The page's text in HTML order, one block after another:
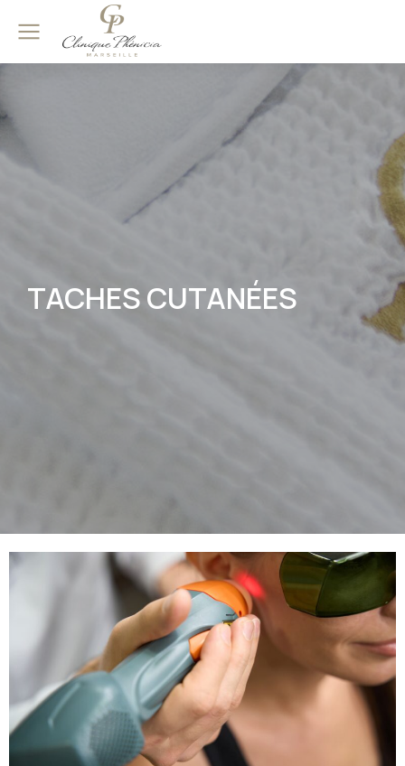
TACHES CUTANÉES